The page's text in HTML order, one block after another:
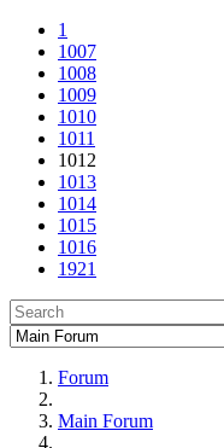
1
1007
1008
1009
1010
1011
1012
1013
1014
1015
1016
1921
Forum
Main Forum